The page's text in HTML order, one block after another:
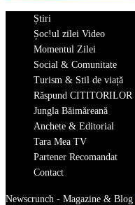
Știri
Șoc!ul zilei Video
Momentul Zilei
Social & Comunitate
Turism & Stil de viață
Răspund CITITORILOR
Jungla Băimăreană
Anchete & Editorial
Tara Mea TV
Partener Recomandat
Contact
Newscrunch - Magazine & Blog